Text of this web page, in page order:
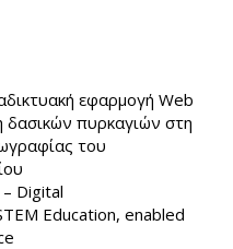
εφαρμογή Web
δασικών πυρκαγιών στη
του
– Digital
Education, enabled